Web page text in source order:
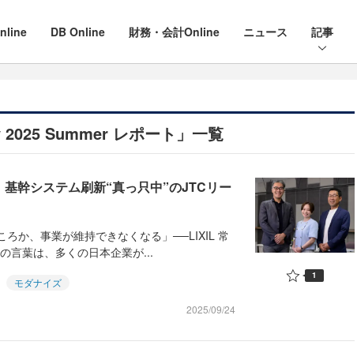
DB Online 財務・会計Online ニュース 記事
Summer レポート」一覧
基幹システム刷新“真っ只中”のJTCリー
か、事業が維持できなくなる」──LIXIL 常
言葉は、多くの日本企業が...
モダナイズ
2025/09/24
1